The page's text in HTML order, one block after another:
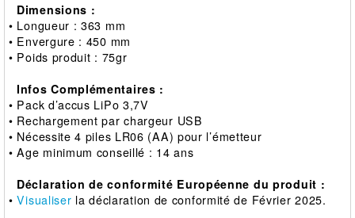
Dimensions :
• Longueur : 363 mm
• Envergure : 450 mm
• Poids produit : 75gr
Infos Complémentaires :
• Pack d’accus LiPo 3,7V
• Rechargement par chargeur USB
• Nécessite 4 piles LR06 (AA) pour l’émetteur
• Age minimum conseillé : 14 ans
Déclaration de conformité Européenne du produit :
•Visualiser la déclaration de conformité de Février 2025.